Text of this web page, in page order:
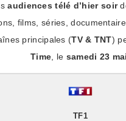
audiences télé d’hier soir
films, séries,
principales (TV & TNT)
Time , le samedi 23 mai
TF1